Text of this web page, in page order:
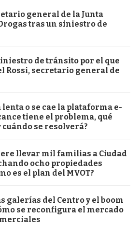
general de la Junta
tras un siniestro de
de tránsito por el que
Rossi, secretario general de
lenta o se cae la plataforma e-
tiene el problema, qué
cuándo se resolverá?
llevar mil familias a Ciudad
ocho propiedades
es el plan del MVOT?
galerías del Centro y el boom
se reconfigura el mercado